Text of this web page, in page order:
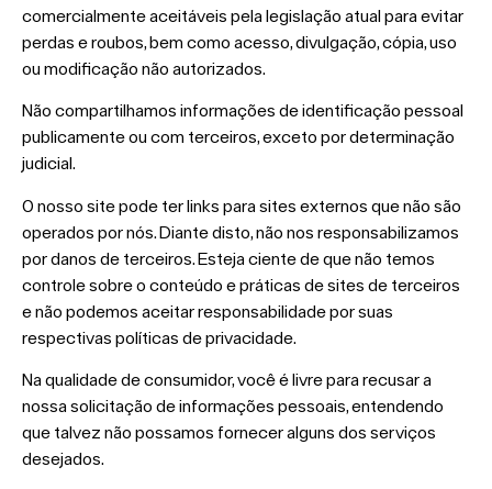
comercialmente aceitáveis pela legislação atual ​​para evitar
perdas e roubos, bem como acesso, divulgação, cópia, uso
ou modificação não autorizados.
Não compartilhamos informações de identificação pessoal
publicamente ou com terceiros, exceto por determinação
judicial.
O nosso site pode ter links para sites externos que não são
operados por nós. Diante disto, não nos responsabilizamos
por danos de terceiros. Esteja ciente de que não temos
controle sobre o conteúdo e práticas de sites de terceiros
e não podemos aceitar responsabilidade por suas
respectivas políticas de privacidade.
Na qualidade de consumidor, você é livre para recusar a
nossa solicitação de informações pessoais, entendendo
que talvez não possamos fornecer alguns dos serviços
desejados.